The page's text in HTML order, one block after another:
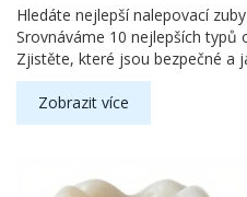
Hledáte nejlepší nalepovací
Srovnáváme 10 nejlepších
Zjistěte, které jsou bezpečné a
Zobrazit více